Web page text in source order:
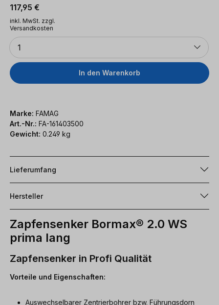
Regulärer Preis:
117,95 €
inkl. MwSt. zzgl.
Versandkosten
Anzahl
1
In den Warenkorb
Marke: FAMAG
Art.-Nr.: FA-161403500
Gewicht: 0.249 kg
Lieferumfang
Hersteller
Zapfensenker Bormax® 2.0 WS
prima lang
Zapfensenker in Profi Qualität
Vorteile und Eigenschaften:
Auswechselbarer Zentrierbohrer bzw. Führungsdorn